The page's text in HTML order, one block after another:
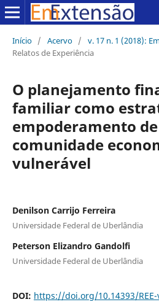
Início / Acervo / v. 17 n. 1 (2018):
Relatos de Experiência
O planejamento
familiar como
empoderamento
comunidade
vulnerável
Denilson Carrijo Ferreira
Universidade Federal de Uberlândia
Peterson Elizandro Gandolfi
Universidade Federal de Uberlândia
DOI: https://doi.org/10.14393/REE-